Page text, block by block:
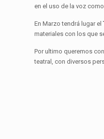
en el uso de la voz
En Marzo tendrá lugar el
materiales con los que
Por ultimo queremos
teatral, con diversos